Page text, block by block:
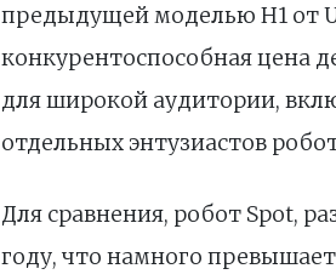
предыдущей моделью H1 от
конкурентоспособная цена
для широкой аудитории,
отдельных энтузиастов
Для сравнения, робот Spot,
году, что намного превышает